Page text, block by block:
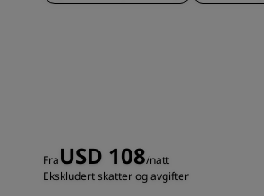
FraUSD 108/natt
Ekskludert skatter og avgifter